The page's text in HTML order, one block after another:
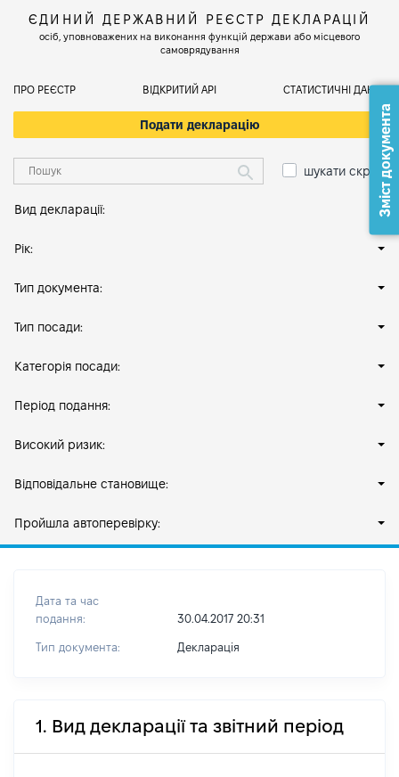
ЄДИНИЙ ДЕРЖАВНИЙ РЕЄСТР ДЕКЛАРАЦІЙ
осіб, уповноважених на виконання функцій держави або місцевого
самоврядування
ПРО РЕЄСТР ВІДКРИТИЙ АРІ СТАТИСТИЧНІ ДАНІ
Подати декларацію
шукати скрізь
Вид декларації:
Рік:
Тип документа:
Тип посади:
Категорія посади:
Період подання:
Високий ризик:
Відповідальне становище:
Пройшла автоперевірку:
Дата та час
подання:
30.04.2017 20:31
Тип документа: Декларація
1. Вид декларації та звітний період
Зміст документа